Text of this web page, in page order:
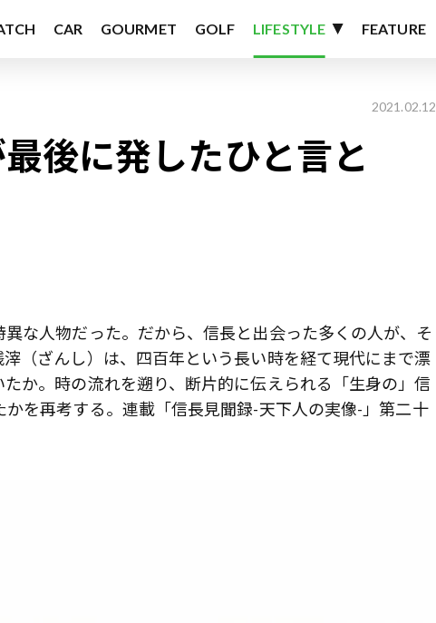
CAR GOURMET GOLF LIFESTYLE FEATURE
2021.02.12
後に発したひと言と
な人物だった。だから、信長と出会った多くの人が、そ
（ざんし）は、四百年という長い時を経て現代にまで漂
か。時の流れを遡り、断片的に伝えられる「生身の」信
を再考する。連載「信長見聞録-天下人の実像-」第二十